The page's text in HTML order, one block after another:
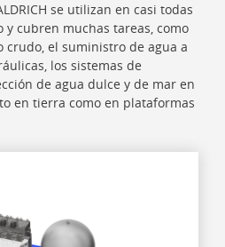
se utilizan en casi todas
cubren muchas tareas, como
el suministro de agua a
los sistemas de
de agua dulce y de mar en
en tierra como en plataformas